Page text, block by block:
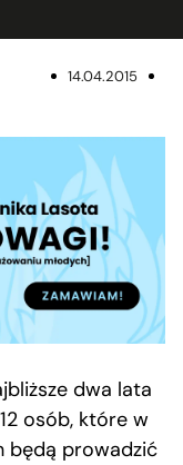
14.04.2015
dwa lata
osób, które w
będą prowadzić